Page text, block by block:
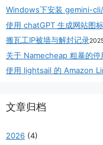
Windows下安装 gemini-
使用 chatGPT 生成网站图标
搬瓦工IP被墙与解封记录
关于 Namecheap 粗暴的
使用 lightsail 的 Amazon
文章归档
2026 (4)